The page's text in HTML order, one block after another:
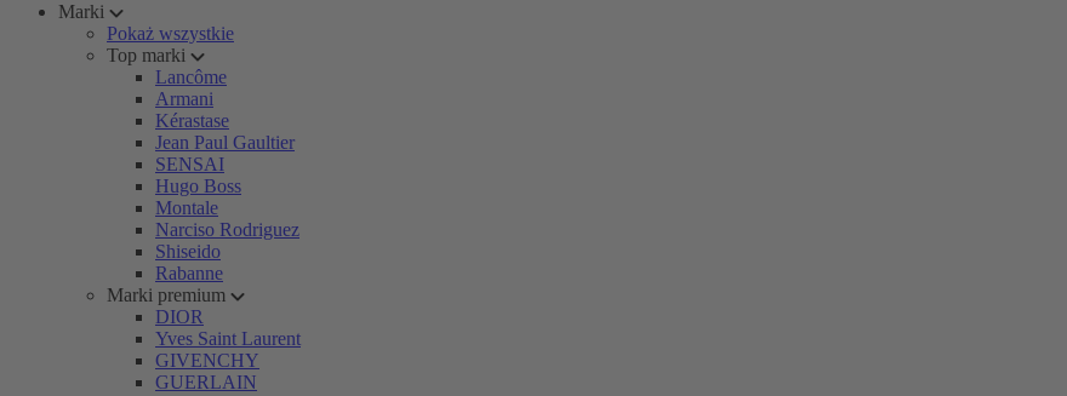
Marki
Pokaż wszystkie
Top marki
Lancôme
Armani
Kérastase
Jean Paul Gaultier
SENSAI
Hugo Boss
Montale
Narciso Rodriguez
Shiseido
Rabanne
Marki premium
DIOR
Yves Saint Laurent
GIVENCHY
GUERLAIN